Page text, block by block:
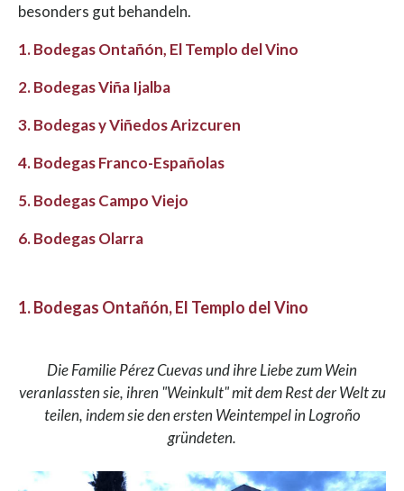
besonders gut behandeln.
1. Bodegas Ontañón, El Templo del Vino
2. Bodegas Viña Ijalba
3. Bodegas y Viñedos Arizcuren
4. Bodegas Franco-Españolas
5. Bodegas Campo Viejo
6. Bodegas Olarra
1. Bodegas Ontañón, El Templo del Vino
Die Familie Pérez Cuevas und ihre Liebe zum Wein
veranlassten sie, ihren "Weinkult" mit dem Rest der Welt zu
teilen, indem sie den ersten Weintempel in Logroño
gründeten.